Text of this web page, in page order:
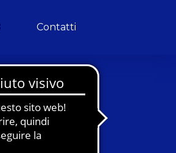
Contatti